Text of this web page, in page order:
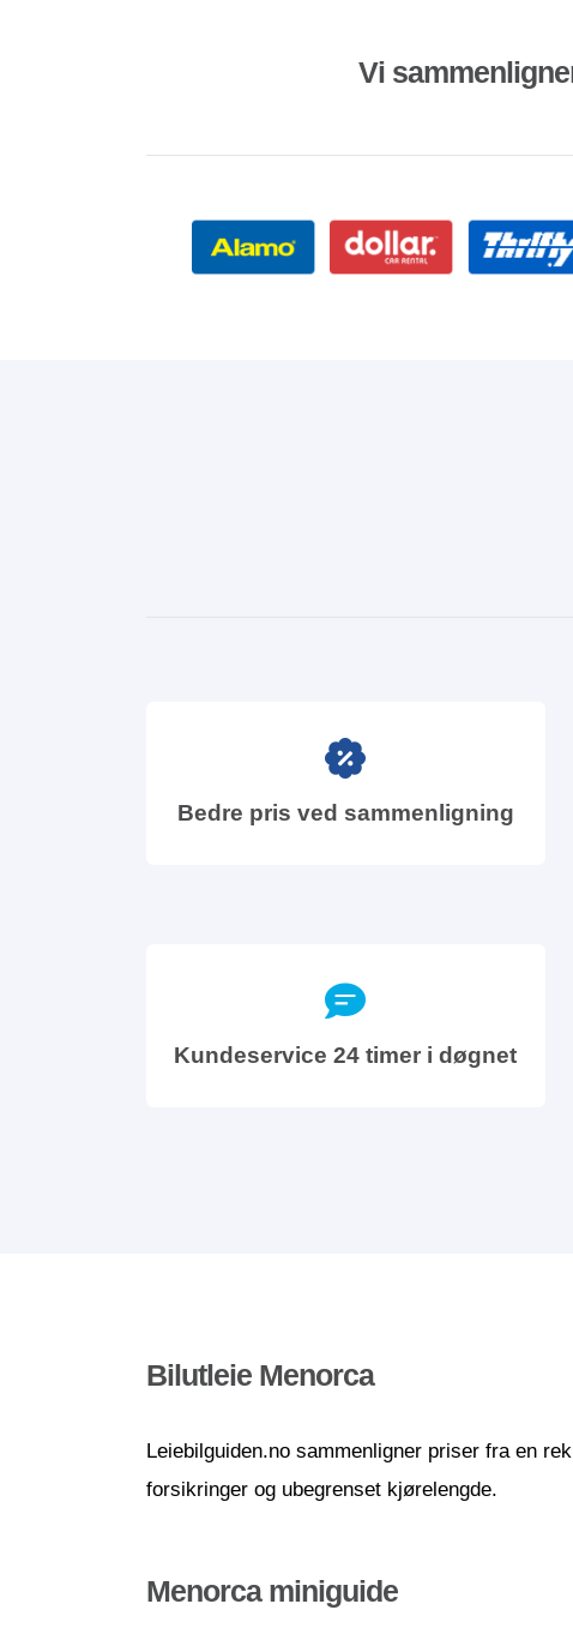
Vi
Bedre pris ved sammenligning
Kundeservice 24 timer i døgnet
Bilutleie Menorca
Leiebilguiden.no sammenligner priser fra en
forsikringer og ubegrenset kjørelengde.
Menorca miniguide